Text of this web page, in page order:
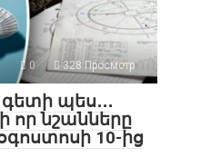
0 328 Просмотр
պես․․․
որ նշանները
10-ից